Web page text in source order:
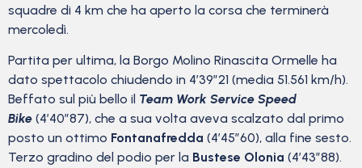
squadre di 4 km che ha aperto la corsa che terminerà
mercoledì.
Partita per ultima, la Borgo Molino Rinascita Ormelle ha
dato spettacolo chiudendo in 4’39”21 (media 51.561 km/h).
Beffato sul più bello il Team Work Service Speed
Bike (4’40”87), che a sua volta aveva scalzato dal primo
posto un ottimo Fontanafredda (4’45”60), alla fine sesto.
Terzo gradino del podio per la Bustese Olonia (4’43”88).